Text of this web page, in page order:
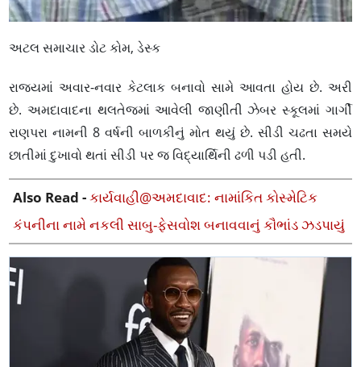
અટલ સમાચાર ડોટ કોમ, ડેસ્ક
રાજ્યમાં અવાર-નવાર કેટલાક બનાવો સામે આવતા હોય છે. અરી
છે. અમદાવાદના થલતેજમાં આવેલી જાણીતી ઝેબર સ્કૂલમાં ગાર્ગી
રાણપરા નામની 8 વર્ષની બાળકીનું મોત થયું છે. સીડી ચઢતા સમયે
છાતીમાં દુખાવો થતાં સીડી પર જ વિદ્યાર્થિની ઢળી પડી હતી.
Also Read -કાર્યવાહી@અમદાવાદ: નામાંકિત કોસ્મેટિક
કંપનીના નામે નકલી સાબુ-ફેસવોશ બનાવવાનું કૌભાંડ ઝડપાયું